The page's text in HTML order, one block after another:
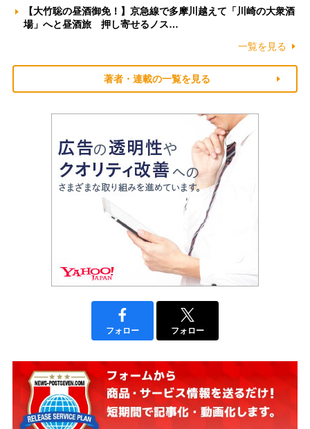
【大竹聡の昼酒御免！】京急線で多摩川越えて「川崎の大衆酒
場」へと昼酒旅 押し寄せるノス…
一覧を見る
著者・連載の一覧を見る
フォロー フォロー